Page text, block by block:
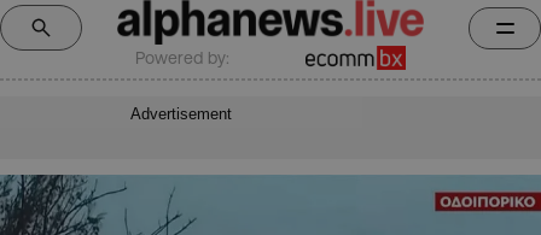
Powered by:
Advertisement